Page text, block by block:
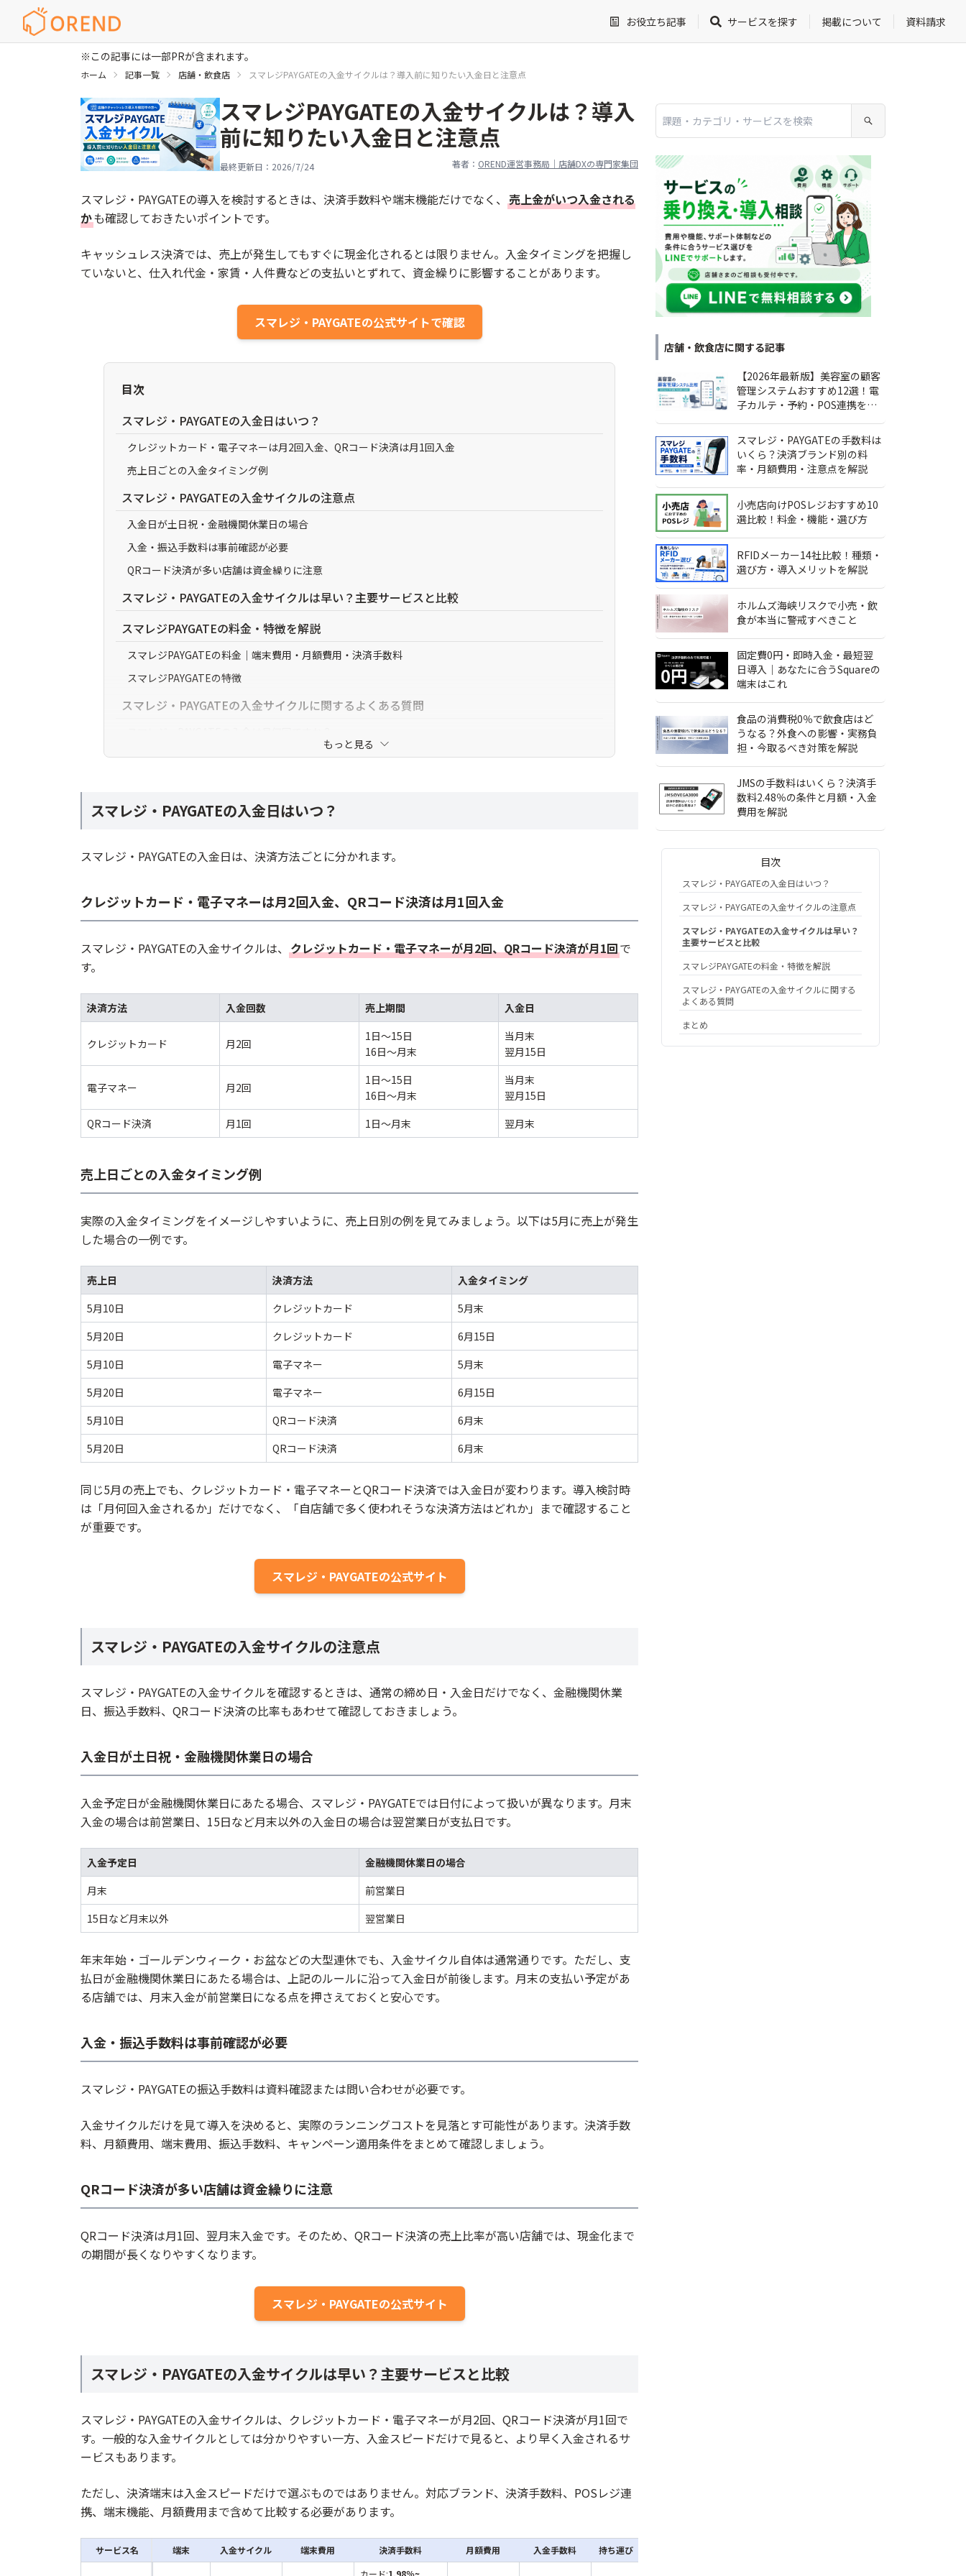
お役立ち記事 サービスを探す 掲載について 資料請求
※この記事には一部PRが含まれます。
ホーム 記事一覧 店舗・飲食店 スマレジPAYGATEの入金サイクルは？導入前に知りたい入金日と注意点
スマレジPAYGATEの入金サイクルは？導入
前に知りたい入金日と注意点
最終更新日： 2026/7/24 著者： OREND運営事務局｜店舗DXの専門家集団
スマレジ・PAYGATEの導入を検討するときは、決済手数料や端末機能だけでなく、 売上金がいつ入金される
かも確認しておきたいポイントです。
キャッシュレス決済では、売上が発生してもすぐに現金化されるとは限りません。入金タイミングを把握し
ていないと、仕入れ代金・家賃・人件費などの支払いとずれて、資金繰りに影響することがあります。
スマレジ・PAYGATEの公式サイトで確認
目次
スマレジ・PAYGATEの入金日はいつ？
クレジットカード・電子マネーは月2回入金、QRコード決済は月1回入金
売上日ごとの入金タイミング例
スマレジ・PAYGATEの入金サイクルの注意点
入金日が土日祝・金融機関休業日の場合
入金・振込手数料は事前確認が必要
QRコード決済が多い店舗は資金繰りに注意
スマレジ・PAYGATEの入金サイクルは早い？主要サービスと比較
スマレジPAYGATEの料金・特徴を解説
スマレジPAYGATEの料金｜端末費用・月額費用・決済手数料
スマレジPAYGATEの特徴
スマレジ・PAYGATEの入金サイクルに関するよくある質問
QRコード決済の入金はいつですか？
スマレジ・PAYGATEは他社より入金サイクルが早いですか？
もっと見る
スマレジ・PAYGATEの入金日はいつ？
スマレジ・PAYGATEの入金日は、決済方法ごとに分かれます。
クレジットカード・電子マネーは月2回入金、QRコード決済は月1回入金
スマレジ・PAYGATEの入金サイクルは、 クレジットカード・電子マネーが月2回、QRコード決済が月1回で
す。
決済方法 入金回数 売上期間 入金日
クレジットカード 月2回
1日〜15日
16日〜月末
当月末
翌月15日
電子マネー 月2回
1日〜15日
16日〜月末
当月末
翌月15日
QRコード決済
月1回 1日〜月末 翌月末
売上日ごとの入金タイミング例
実際の入金タイミングをイメージしやすいように、売上日別の例を見てみましょう。以下は5月に売上が発生
した場合の一例です。
売上日 決済方法
入金タイミング
5月10日
クレジットカード
5月末
5月20日
クレジットカード
6月15日
5月10日
電子マネー
5月末
5月20日
電子マネー
6月15日
5月10日
QRコード決済
6月末
5月20日
QRコード決済 6月末
同じ5月の売上でも、クレジットカード・電子マネーとQRコード決済では入金日が変わります。導入検討時
は「月何回入金されるか」だけでなく、「自店舗で多く使われそうな決済方法はどれか」まで確認すること
が重要です。
スマレジ・PAYGATEの公式サイト
スマレジ・PAYGATEの入金サイクルの注意点
スマレジ・PAYGATEの入金サイクルを確認するときは、通常の締め日・入金日だけでなく、金融機関休業
日、振込手数料、QRコード決済の比率もあわせて確認しておきましょう。
入金日が土日祝・金融機関休業日の場合
入金予定日が金融機関休業日にあたる場合、スマレジ・PAYGATEでは日付によって扱いが異なります。月末
入金の場合は前営業日、15日など月末以外の入金日の場合は翌営業日が支払日です。
入金予定日
金融機関休業日の場合
月末
前営業日
15日など月末以外
翌営業日
年末年始・ゴールデンウィーク・お盆などの大型連休でも、入金サイクル自体は通常通りです。ただし、支
払日が金融機関休業日にあたる場合は、上記のルールに沿って入金日が前後します。月末の支払い予定があ
る店舗では、月末入金が前営業日になる点を押さえておくと安心です。
入金・振込手数料は事前確認が必要
スマレジ・PAYGATEの振込手数料は資料確認または問い合わせが必要です。
入金サイクルだけを見て導入を決めると、実際のランニングコストを見落とす可能性があります。決済手数
料、月額費用、端末費用、振込手数料、キャンペーン適用条件をまとめて確認しましょう。
QRコード決済が多い店舗は資金繰りに注意
QRコード決済は月1回、翌月末入金です。そのため、QRコード決済の売上比率が高い店舗では、現金化まで
の期間が長くなりやすくなります。
スマレジ・PAYGATEの公式サイト
スマレジ・PAYGATEの入金サイクルは早い？主要サービスと比較
スマレジ・PAYGATEの入金サイクルは、クレジットカード・電子マネーが月2回、QRコード決済が月1回で
す。一般的な入金サイクルとしては分かりやすい一方、入金スピードだけで見ると、より早く入金されるサ
ービスもあります。
ただし、決済端末は入金スピードだけで選ぶものではありません。対応ブランド、決済手数料、POSレジ連
携、端末機能、月額費用まで含めて比較する必要があります。
サービス名 端末 入金サイクル 端末費用 決済手数料 月額費用 入金手数料 持ち運び
カード:1.98％~
店舗・飲食店に関する記事
【2026年最新版】美容室の顧客
管理システムおすすめ12選！電
子カルテ・予約・POS連携を比
スマレジ・PAYGATEの手数料は
いくら？決済ブランド別の料
率・月額費用・注意点を解説
小売店向けPOSレジおすすめ10
選比較！料金・機能・選び方
RFIDメーカー14社比較！種類・
選び方・導入メリットを解説
ホルムズ海峡リスクで小売・飲
食が本当に警戒すべきこと
固定費0円・即時入金・最短翌
日導入｜あなたに合うSquareの
端末はこれ
食品の消費税0％で飲食店はど
うなる？外食への影響・実務負
担・今取るべき対策を解説
JMSの手数料はいくら？決済手
数料2.48％の条件と月額・入金
費用を解説
目次
スマレジ・PAYGATEの入金日はいつ？
スマレジ・PAYGATEの入金サイクルの注意点
スマレジ・PAYGATEの入金サイクルは早い？
主要サービスと比較
スマレジPAYGATEの料金・特徴を解説
スマレジ・PAYGATEの入金サイクルに関する
よくある質問
まとめ